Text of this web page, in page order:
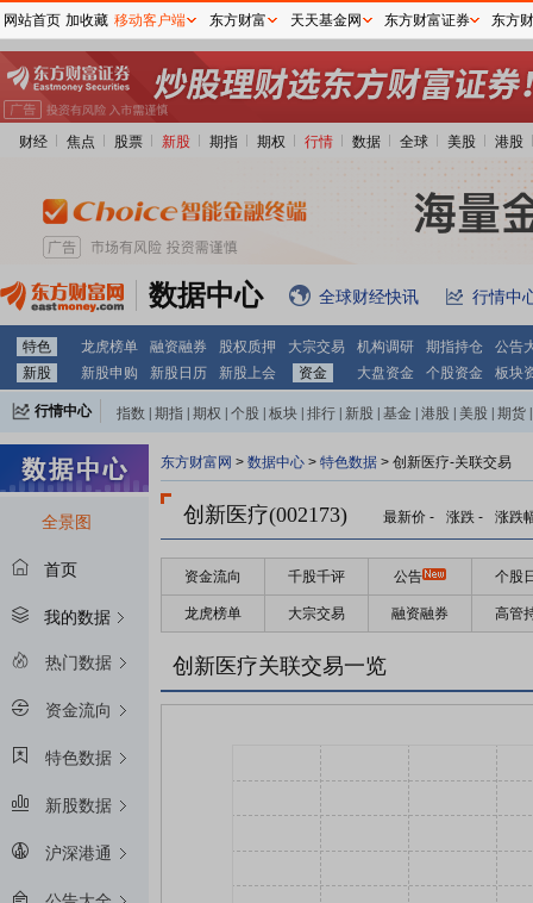
财经 焦点 股票 新股 期指 期权 行情 数据 全球 美股 港股
数据中心 全球财经快讯 行情中
特色 龙虎榜单 融资融券 股权质押 大宗交易 机构调研 期指持仓
公告
新股
新股申购 新股日历 新股上会 资金 大盘资金 个股资金 板块
行情中心 指数 期指 期权 个股 板块 排行 新股 基金 港股 美股 期货
全景图
首页
我的数据
热门数据
资金流向
特色数据
新股数据
沪深港通
东方财富网 > 数据中心 > 特色数据 > 创新医疗-关联交易
创新医疗(002173) 最新价 - 涨跌 - 涨跌
资金流向 千股千评 公告 个股
龙虎榜单 大宗交易 融资融券 高管
创新医疗关联交易一览
网站首页 加收藏 移动客户端 东方财富 天天基金网 东方财富证券 东方